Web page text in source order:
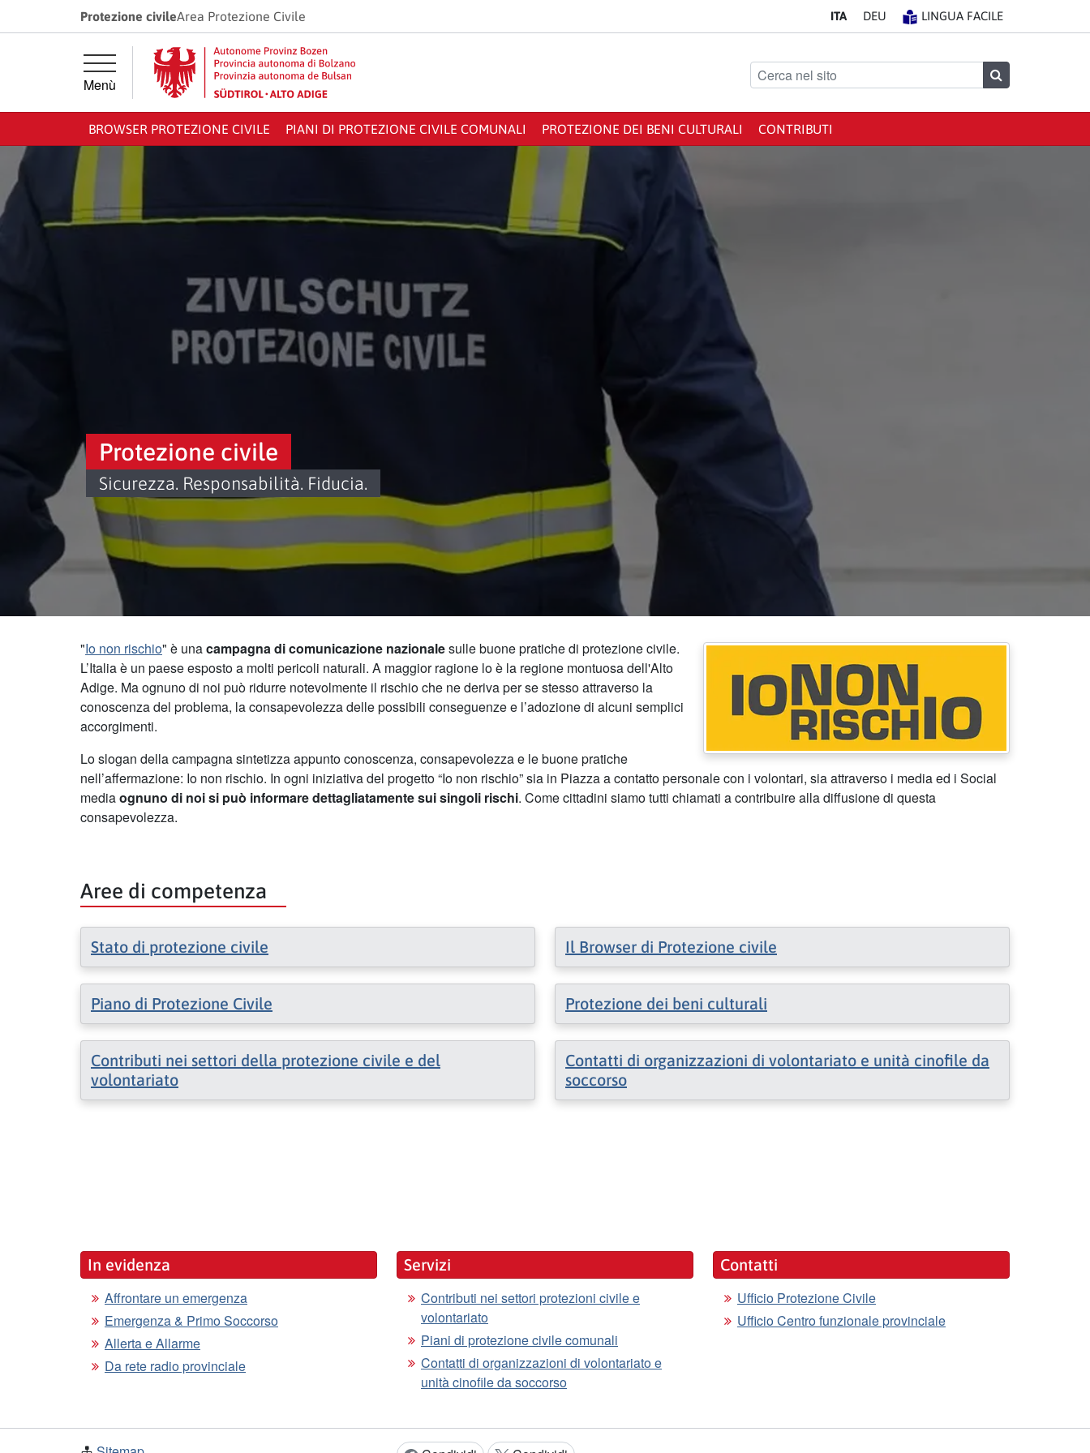
Vai direttamente alla navigazione principale
Vai al contenuto principale
Protezione civileArea Protezione Civile ITA DEU LINGUA FACILE
Menù
Cerca nel sito
BROWSER PROTEZIONE CIVILE PIANI DI PROTEZIONE CIVILE COMUNALI PROTEZIONE DEI BENI CULTURALI CONTRIBUTI
Protezione civile
Sicurezza. Responsabilità. Fiducia.
"Io non rischio" è unacampagna di comunicazione nazionalesulle buone pratiche di protezione civile.
L’Italia è un paese esposto a molti pericoli naturali. A maggior ragione lo è la regione montuosa dell'Alto
Adige. Ma ognuno di noi può ridurre notevolmente il rischio che ne deriva per se stesso attraverso la
conoscenza del problema, la consapevolezza delle possibili conseguenze e l’adozione di alcuni semplici
accorgimenti.
Lo slogan della campagna sintetizza appunto conoscenza, consapevolezza e le buone pratiche
nell’affermazione: Io non rischio. In ogni iniziativa del progetto “Io non rischio” sia in Piazza a contatto personale con i volontari, sia attraverso i media ed i Social
mediaognuno di noi si può informare dettagliatamente sui singoli rischi. Come cittadini siamo tutti chiamati a contribuire alla diffusione di questa
consapevolezza.
Aree di competenza
Stato di protezione civile Il Browser di Protezione civile
Piano di Protezione Civile Protezione dei beni culturali
Contributi nei settori della protezione civile e del
volontariato
Contatti di organizzazioni di volontariato e unità cinofile da
soccorso
In evidenza
Affrontare un emergenza
Emergenza & Primo Soccorso
Allerta e Allarme
Da rete radio provinciale
Servizi
Contributi nei settori protezioni civile e
volontariato
Piani di protezione civile comunali
Contatti di organizzazioni di volontariato e
unità cinofile da soccorso
Contatti
Ufficio Protezione Civile
Ufficio Centro funzionale provinciale